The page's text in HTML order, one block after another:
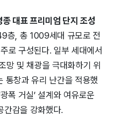
대표 프리미엄 단지 조성
층, 총 1009세대 규모로 전
로 구성된다. 일부 세대에서
망 및 채광을 극대화하기 위
통창과 유리 난간을 적용했
폭 거실’ 설계와 여유로운
간감을 강화했다.